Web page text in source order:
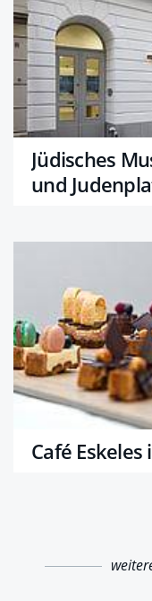
Jüdisches
und
Café